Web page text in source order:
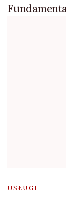
USŁUGI